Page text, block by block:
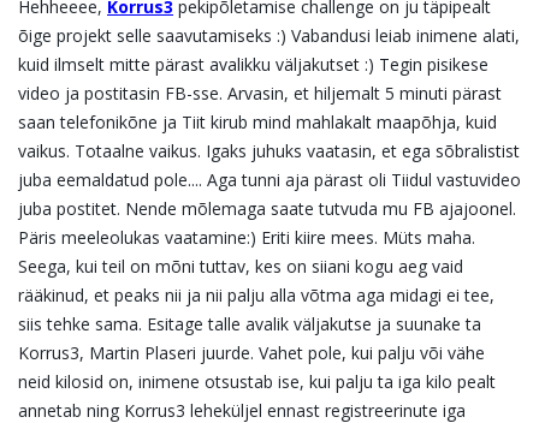
Hehheeee, Korrus3 pekipõletamise challenge on ju täpipealt
õige projekt selle saavutamiseks :) Vabandusi leiab inimene alati,
kuid ilmselt mitte pärast avalikku väljakutset :) Tegin pisikese
video ja postitasin FB-sse. Arvasin, et hiljemalt 5 minuti pärast
saan telefonikõne ja Tiit kirub mind mahlakalt maapõhja, kuid
vaikus. Totaalne vaikus. Igaks juhuks vaatasin, et ega sõbralistist
juba eemaldatud pole.... Aga tunni aja pärast oli Tiidul vastuvideo
juba postitet. Nende mõlemaga saate tutvuda mu FB ajajoonel.
Päris meeleolukas vaatamine:) Eriti kiire mees. Müts maha.
Seega, kui teil on mõni tuttav, kes on siiani kogu aeg vaid
rääkinud, et peaks nii ja nii palju alla võtma aga midagi ei tee,
siis tehke sama. Esitage talle avalik väljakutse ja suunake ta
Korrus3, Martin Plaseri juurde. Vahet pole, kui palju või vähe
neid kilosid on, inimene otsustab ise, kui palju ta iga kilo pealt
annetab ning Korrus3 leheküljel ennast registreerinute iga